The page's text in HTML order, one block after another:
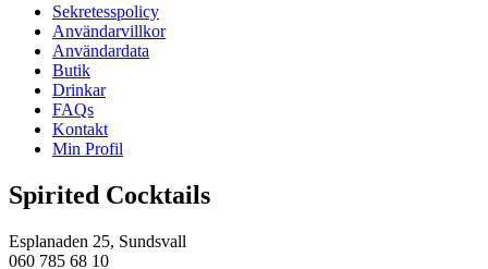
Sekretesspolicy
Användarvillkor
Användardata
Butik
Drinkar
FAQs
Kontakt
Min Profil
Spirited Cocktails
Esplanaden 25, Sundsvall
060 785 68 10